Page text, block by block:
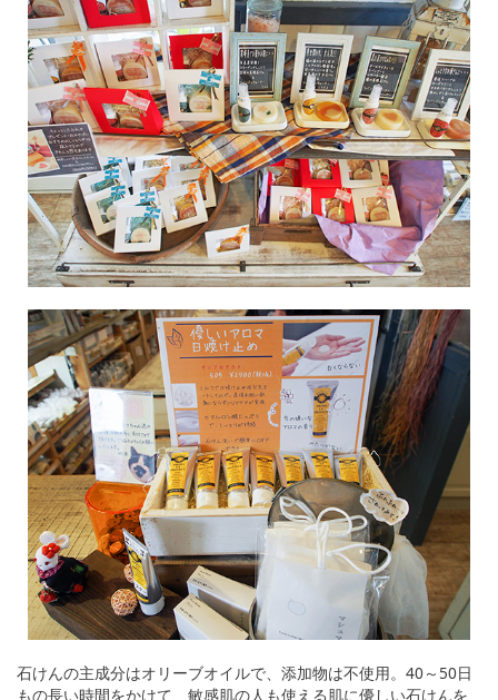
石けんの主成分はオリーブオイルで、添加物は不使用。40～50日
もの長い時間をかけて、敏感肌の人も使える肌に優しい石けんを